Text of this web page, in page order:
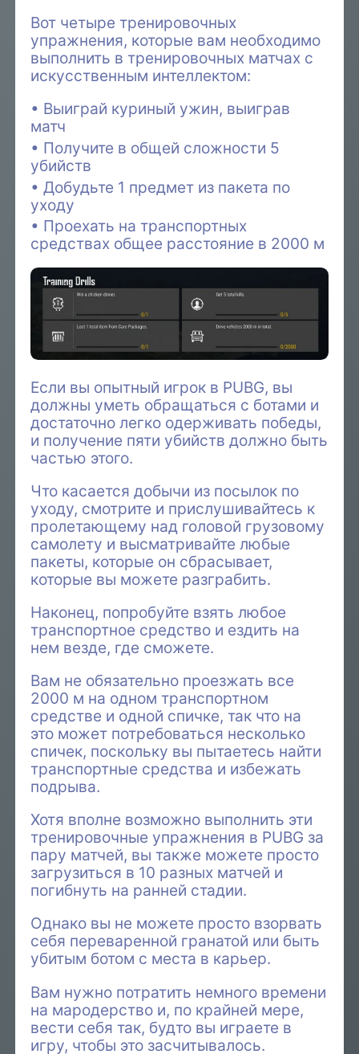
Вот четыре тренировочных
упражнения, которые вам необходимо
выполнить в тренировочных матчах с
искусственным интеллектом:
Выиграй куриный ужин, выиграв
матч
Получите в общей сложности 5
убийств
Добудьте 1 предмет из пакета по
уходу
Проехать на транспортных
средствах общее расстояние в 2000 м
Если вы опытный игрок в PUBG, вы
должны уметь обращаться с ботами и
достаточно легко одерживать победы,
и получение пяти убийств должно быть
частью этого.
Что касается добычи из посылок по
уходу, смотрите и прислушивайтесь к
пролетающему над головой грузовому
самолету и высматривайте любые
пакеты, которые он сбрасывает,
которые вы можете разграбить.
Наконец, попробуйте взять любое
транспортное средство и ездить на
нем везде, где сможете.
Вам не обязательно проезжать все
2000 м на одном транспортном
средстве и одной спичке, так что на
это может потребоваться несколько
спичек, поскольку вы пытаетесь найти
транспортные средства и избежать
подрыва.
Хотя вполне возможно выполнить эти
тренировочные упражнения в PUBG за
пару матчей, вы также можете просто
загрузиться в 10 разных матчей и
погибнуть на ранней стадии.
Однако вы не можете просто взорвать
себя переваренной гранатой или быть
убитым ботом с места в карьер.
Вам нужно потратить немного времени
на мародерство и, по крайней мере,
вести себя так, будто вы играете в
игру, чтобы это засчитывалось.